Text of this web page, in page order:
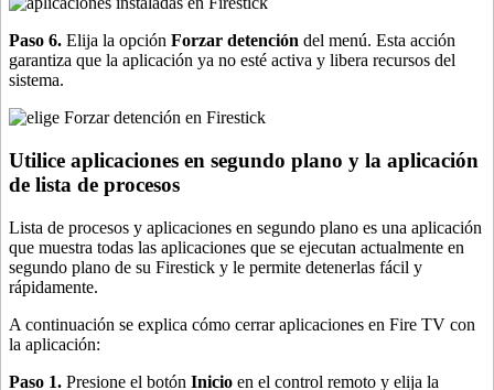
Paso 6. Elija la opción Forzar detención del menú. Esta acción
garantiza que la aplicación ya no esté activa y libera recursos del
sistema.
Utilice aplicaciones en segundo plano y la aplicación
de lista de procesos
Lista de procesos y aplicaciones en segundo plano es una aplicación
que muestra todas las aplicaciones que se ejecutan actualmente en
segundo plano de su Firestick y le permite detenerlas fácil y
rápidamente.
A continuación se explica cómo cerrar aplicaciones en Fire TV con
la aplicación:
Paso 1. Presione el botón Inicio en el control remoto y elija la